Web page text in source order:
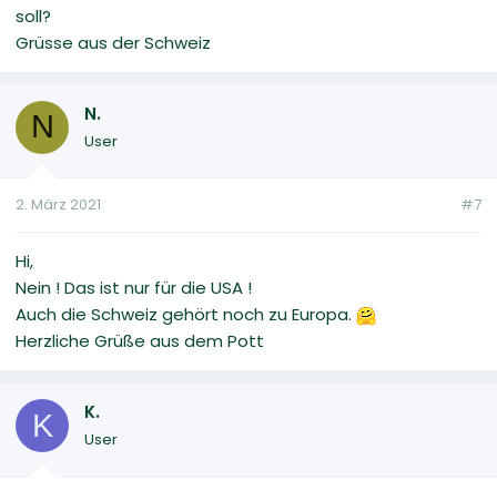
soll?
Grüsse aus der Schweiz
N N.
User
2. März 2021 #7
Hi,
Nein ! Das ist nur für die USA !
Auch die Schweiz gehört noch zu Europa.
Herzliche Grüße aus dem Pott
K K.
User